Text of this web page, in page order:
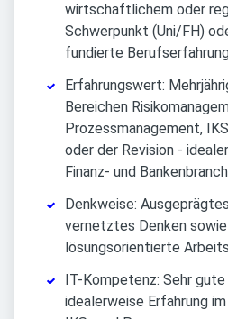
wirtschaftlichem oder
Schwerpunkt (Uni/FH)
fundierte
Erfahrungswert:
Bereichen
Prozessmanagement,
oder der Revision -
Finanz- und
Denkweise:
vernetztes Denken
lösungsorientierte
IT-Kompetenz: Sehr
idealerweise Erfahrung